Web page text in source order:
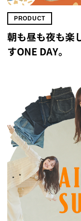
PRODUCT
朝も昼も夜も楽
すONE DAY。